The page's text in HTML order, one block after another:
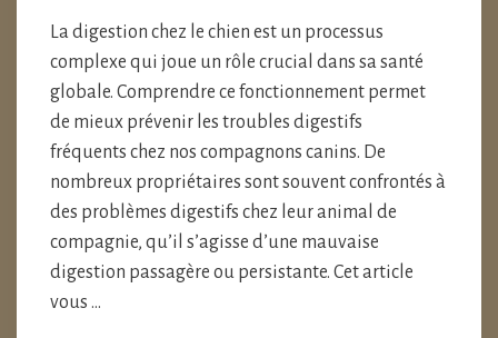
La digestion chez le chien est un processus
complexe qui joue un rôle crucial dans sa santé
globale. Comprendre ce fonctionnement permet
de mieux prévenir les troubles digestifs
fréquents chez nos compagnons canins. De
nombreux propriétaires sont souvent confrontés à
des problèmes digestifs chez leur animal de
compagnie, qu’il s’agisse d’une mauvaise
digestion passagère ou persistante. Cet article
vous …